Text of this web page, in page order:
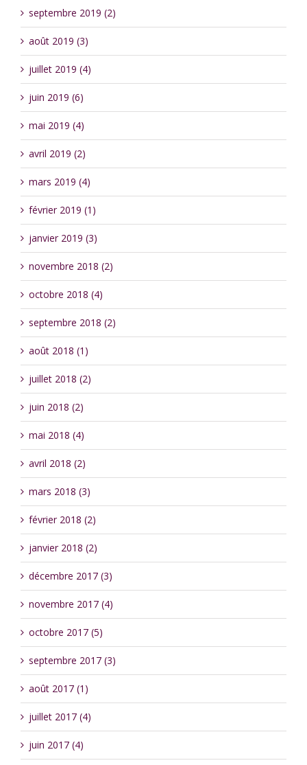
septembre 2019 (2)
août 2019 (3)
juillet 2019 (4)
juin 2019 (6)
mai 2019 (4)
avril 2019 (2)
mars 2019 (4)
février 2019 (1)
janvier 2019 (3)
novembre 2018 (2)
octobre 2018 (4)
septembre 2018 (2)
août 2018 (1)
juillet 2018 (2)
juin 2018 (2)
mai 2018 (4)
avril 2018 (2)
mars 2018 (3)
février 2018 (2)
janvier 2018 (2)
décembre 2017 (3)
novembre 2017 (4)
octobre 2017 (5)
septembre 2017 (3)
août 2017 (1)
juillet 2017 (4)
juin 2017 (4)